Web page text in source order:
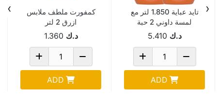
تايد عباية 1.850 لتر مع
لمسة داوني 2 حبة
Pack Of 2
د.ك 5.410
ADD
كمفورت ملطف ملابس
ازرق 2 لتر
د.ك 1.360
ADD
‹
›